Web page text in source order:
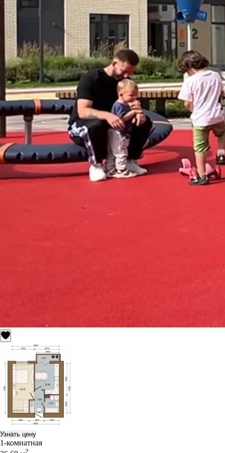
Узнать цену
1-комнатная
2